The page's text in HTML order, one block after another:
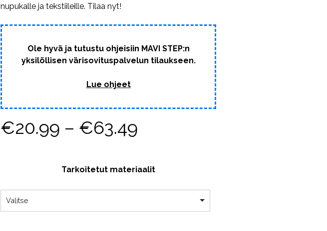
nupukalle ja tekstiileille. Tilaa nyt!
Ole hyvä ja tutustu ohjeisiin MAVI STEP:n
yksilöllisen värisovituspalvelun tilaukseen.
Lue ohjeet
€20.99 – €63.49
€63.49
Tarkoitetut materiaalit
Valitse